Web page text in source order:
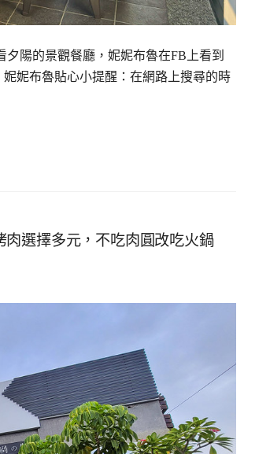
陽的景觀餐廳，妮妮布魯在FB上看到
妮布魯貼心小提醒：在網路上搜尋的時
選擇多元，不吃肉圓改吃火鍋